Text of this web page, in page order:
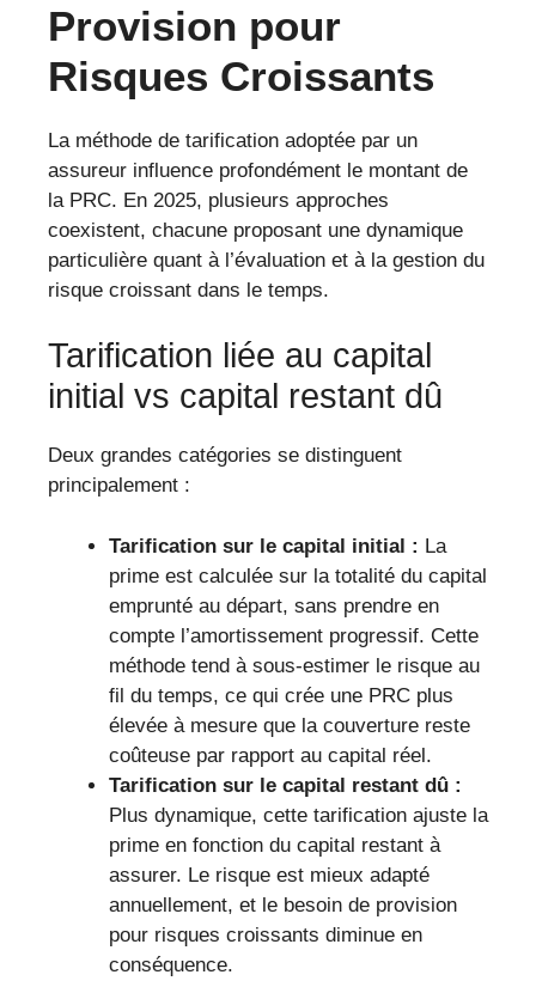
Provision pour
Risques Croissants
La méthode de tarification adoptée par un
assureur influence profondément le montant de
la PRC. En 2025, plusieurs approches
coexistent, chacune proposant une dynamique
particulière quant à l’évaluation et à la gestion du
risque croissant dans le temps.
Tarification liée au capital
initial vs capital restant dû
Deux grandes catégories se distinguent
principalement :
Tarification sur le capital initial : La
prime est calculée sur la totalité du capital
emprunté au départ, sans prendre en
compte l’amortissement progressif. Cette
méthode tend à sous-estimer le risque au
fil du temps, ce qui crée une PRC plus
élevée à mesure que la couverture reste
coûteuse par rapport au capital réel.
Tarification sur le capital restant dû :
Plus dynamique, cette tarification ajuste la
prime en fonction du capital restant à
assurer. Le risque est mieux adapté
annuellement, et le besoin de provision
pour risques croissants diminue en
conséquence.